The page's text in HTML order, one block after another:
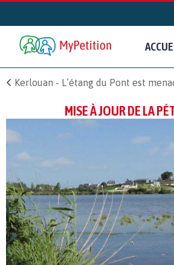
Kerlouan - L’étang du Pont est
MISE À JOUR DE LA